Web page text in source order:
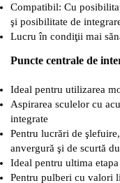
Compatibil: Cu
şi posibilitate de
Lucru în condiţii mai
Puncte centrale de
Ideal pentru utilizarea
Aspirarea sculelor cu
integrate
Pentru lucrări de
anvergură şi de scurtă
Ideal pentru ultima etapa
Pentru pulberi cu valori